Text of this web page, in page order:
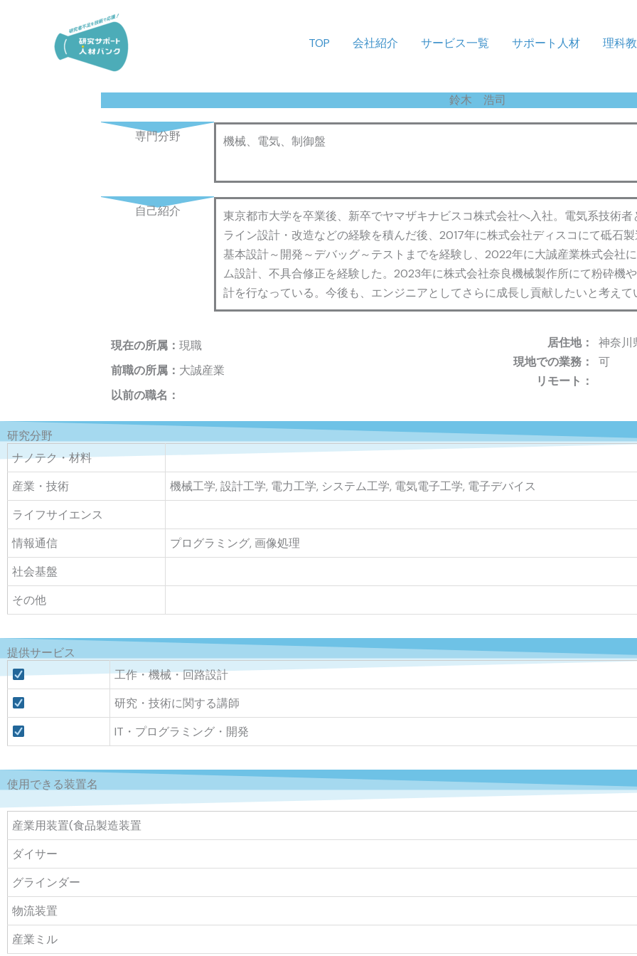
TOP 会社紹介 サービス一覧 サポート人材 理科
鈴木 浩司
専門分野 機械、電気、制御盤
自己紹介
東京都市大学を卒業後、新卒でヤマザキナビスコ株式会社へ入社。電気系技術
ライン設計・改造などの経験を積んだ後、2017年に株式会社ディスコにて砥石
基本設計～開発～デバッグ～テストまでを経験し、2022年に大誠産業株式会社
ム設計、不具合修正を経験した。2023年に株式会社奈良機械製作所にて粉砕機
計を行なっている。今後も、エンジニアとしてさらに成長し貢献したいと考えて
現在の所属：現職
前職の所属： 大誠産業
以前の職名：
居住地：
神奈川
現地での業務：
可
リモート：
研究分野
ナノテク・材料
産業・技術
機械工学, 設計工学, 電力工学, システム工学, 電気電子工学, 電子デバイス
ライフサイエンス
情報通信
プログラミング, 画像処理
社会基盤
その他
提供サービス
工作・機械・回路設計
研究・技術に関する講師
IT・プログラミング・開発
使用できる装置名
産業用装置(食品製造装置
ダイサー
グラインダー
物流装置
産業ミル